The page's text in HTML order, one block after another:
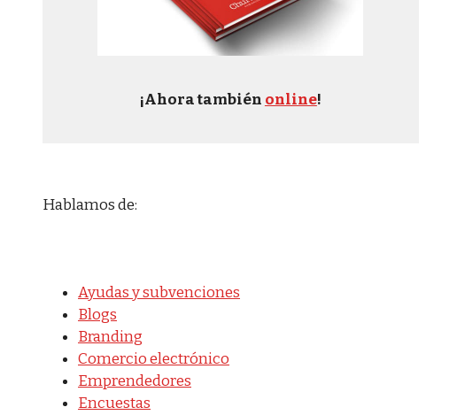
¡Ahora también online!
Hablamos de:
Ayudas y subvenciones
Blogs
Branding
Comercio electrónico
Emprendedores
Encuestas